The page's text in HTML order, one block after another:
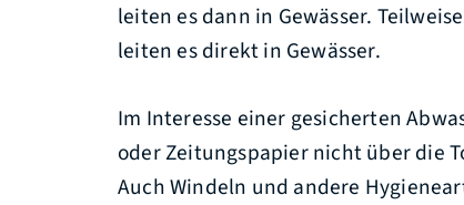
leiten es dann in Gewässer.
leiten es direkt in Gewässer.
Im Interesse einer gesicherten
oder Zeitungspapier nicht über die
Auch Windeln und andere